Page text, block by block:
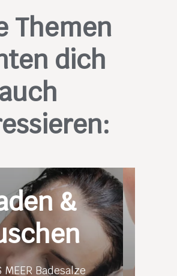
Themen
dich
auch
&
MEER Badesalze